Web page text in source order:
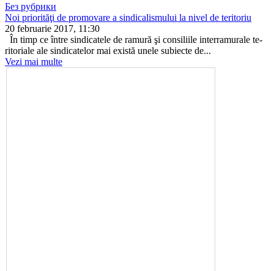
Без рубрики
Noi priorităţi de promovare a sindicalismului la nivel de teritoriu
20 februarie 2017, 11:30
În timp ce între sindicatele de ra­mură şi consiliile interramurale te­
ritoriale ale sindicatelor mai există unele subiecte de...
Vezi mai multe